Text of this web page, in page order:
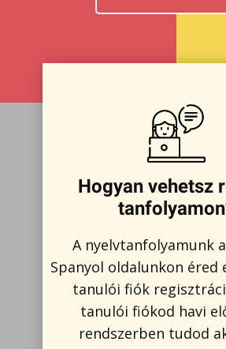
Hogyan vehetsz
A nyelvtanfolyamunk
Spanyol oldalunkon éred
tanulói fiók
tanulói fiókod havi
rendszerben tudod